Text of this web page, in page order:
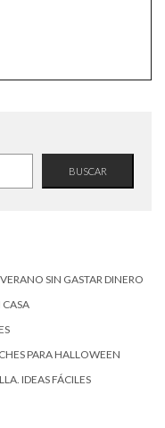
BUSCAR
SIN GASTAR DINERO
CASA
PARA HALLOWEEN
IDEAS FÁCILES